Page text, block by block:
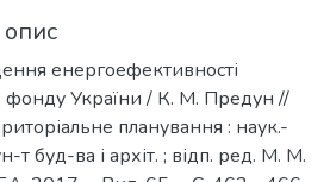
опис
енергоефективності
фонду України / К. М. Предун //
планування : наук.-
т буд-ва і архіт. ; відп. ред. М. М.